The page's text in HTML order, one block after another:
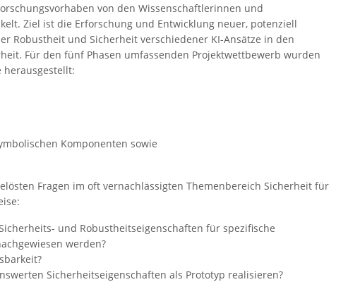
von den Wissenschaftlerinnen und
Ziel ist die Erforschung und Entwicklung neuer, potenziell
Robustheit und Sicherheit verschiedener KI-Ansätze in den
Für den fünf Phasen umfassenden Projektwettbewerb wurden
herausgestellt:
Komponenten sowie
Fragen im oft vernachlässigten Themenbereich Sicherheit für
und Robustheitseigenschaften für spezifische
werden?
Sicherheitseigenschaften als Prototyp realisieren?